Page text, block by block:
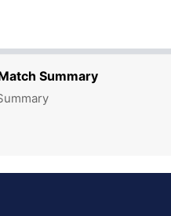
Match Summary